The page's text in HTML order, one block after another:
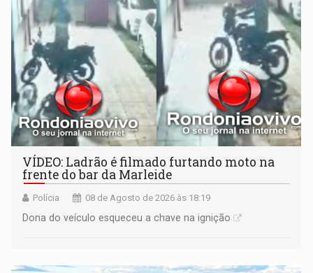
VÍDEO: Ladrão é filmado furtando moto na
frente do bar da Marleide
Polícia 08 de Agosto de 2026 às 18:19
Dona do veículo esqueceu a chave na ignição